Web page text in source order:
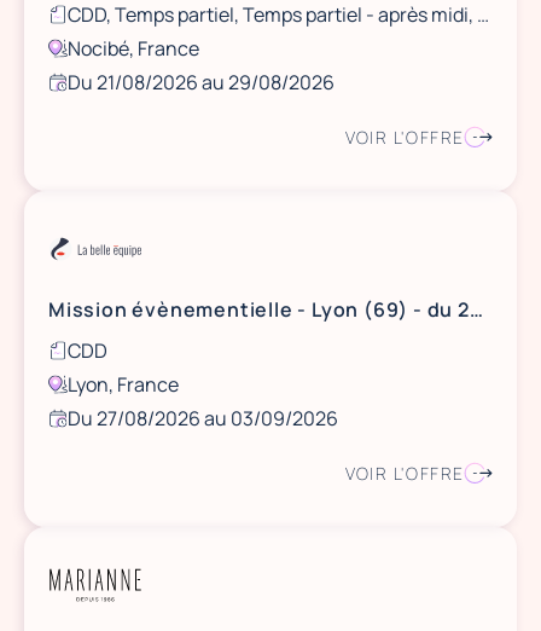
CDD, Temps partiel, Temps partiel - après midi, Ponctuel
Nocibé, France
Du 21/08/2026 au 29/08/2026
VOIR L'OFFRE
Mission évènementielle - Lyon (69) - du 27/28/29/31 août au 1/2/3 septembre 2026
CDD
Lyon, France
Du 27/08/2026 au 03/09/2026
VOIR L'OFFRE